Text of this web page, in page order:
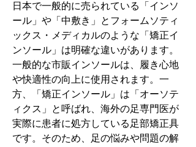
日本で一般的に売られている「インソ
ール」や「中敷き」とフォームソティ
ックス・メディカルのような「矯正イ
ンソール」は明確な違いがあります。
一般的な市販インソールは、履き心地
や快適性の向上に使用されます。一
方、「矯正インソール」は「オーソテ
ィクス」と呼ばれ、海外の足専門医が
実際に患者に処方している足部矯正具
です。そのため、足の悩みや問題の解